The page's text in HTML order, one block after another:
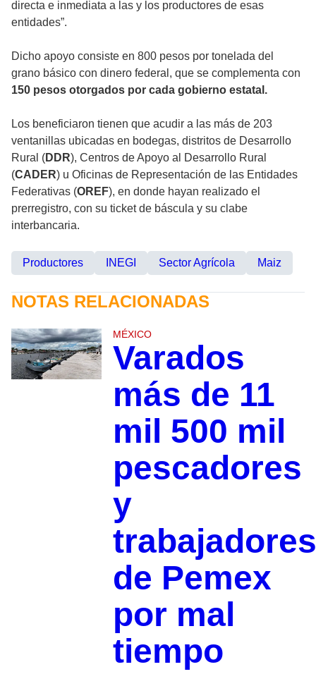
directa e inmediata a las y los productores de esas
entidades”.
Dicho apoyo consiste en 800 pesos por tonelada del
grano básico con dinero federal, que se complementa con
150 pesos otorgados por cada gobierno estatal.
Los beneficiaron tienen que acudir a las más de 203
ventanillas ubicadas en bodegas, distritos de Desarrollo
Rural (DDR), Centros de Apoyo al Desarrollo Rural
(CADER) u Oficinas de Representación de las Entidades
Federativas (OREF), en donde hayan realizado el
prerregistro, con su ticket de báscula y su clabe
interbancaria.
Productores INEGI Sector Agrícola Maiz
NOTAS RELACIONADAS
MÉXICO
Varados
más de 11
mil 500 mil
pescadores
y
trabajadores
de Pemex
por mal
tiempo